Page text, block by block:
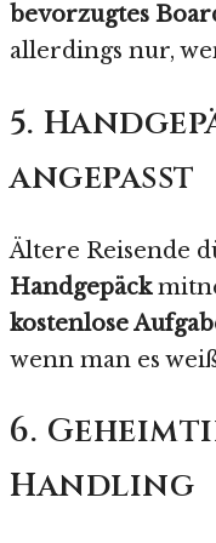
bevorzugtes
allerdings nur,
5.
angepasst
Ältere Reisende
Handgepäck
kostenlose
wenn man es
6.
Handling